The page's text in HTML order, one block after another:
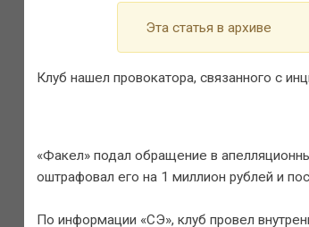
Эта статья в архиве
Клуб нашел провокатора, связанного с
«Факел» подал обращение в
оштрафовал его на 1 миллион рублей и
По информации «СЭ», клуб провел